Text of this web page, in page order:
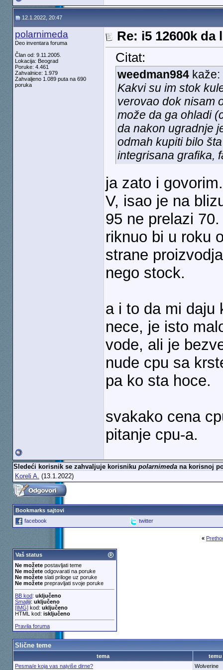
12.1.2022, 20:47
polarnimeda
Deo inventara foruma
Član od: 9.11.2005.
Lokacija: Beograd
Poruke: 4.461
Zahvalnice: 1.979
Zahvaljeno 1.089 puta na 690
poruka
Re: i5 12600k
Citat:
weedman984kaže:
Kakvi su im stok
verovao dok nisam
može da ga ohladi
da nakon ugradnje
odmah kupiti bilo
integrisana grafika,
ja zato i
V, isao je na
95 ne prelazi
riknuo bi u roku
strane
nego stock.
a i to da mi daju
nece, je isto
vode, ali je
nude cpu sa
pa ko sta hoce.
svakako cena
pitanje cpu-a.
Sledeći korisnik se zahvaljuje korisniku polarnimedana korisnoj
Koreli A. (13.1.2022)
Bookmarks sajtovi
facebook
twitter
«
Vaš status
Ne možetepostavljati teme
Ne možeteodgovarati na poruke
Ne možeteslati priloge uz poruke
Ne možeteprepravljati svoje poruke
BB kod: uključeno
Smajliji: uključeno
[IMG]kod: uključeno
HTML kod: isključeno
Pravila foruma
Slične teme
tema
temu
Pesma/e koja vas najviše dirne?
Wolverine